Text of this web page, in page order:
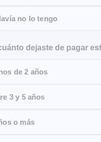
no lo tengo
dejaste de pagar
de 2 años
3 y 5 años
o más